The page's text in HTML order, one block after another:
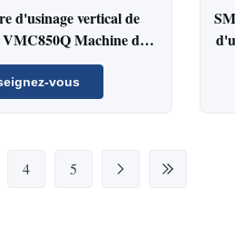
d'usinage vertical de
Machine de
fraisage CNC
vous
4 5